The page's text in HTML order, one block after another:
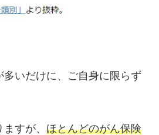
いだけに、ご自身に限らず
すが、 ほとんどのがん保険